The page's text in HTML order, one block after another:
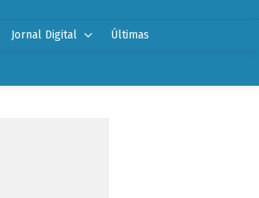
Jornal Digital Últimas